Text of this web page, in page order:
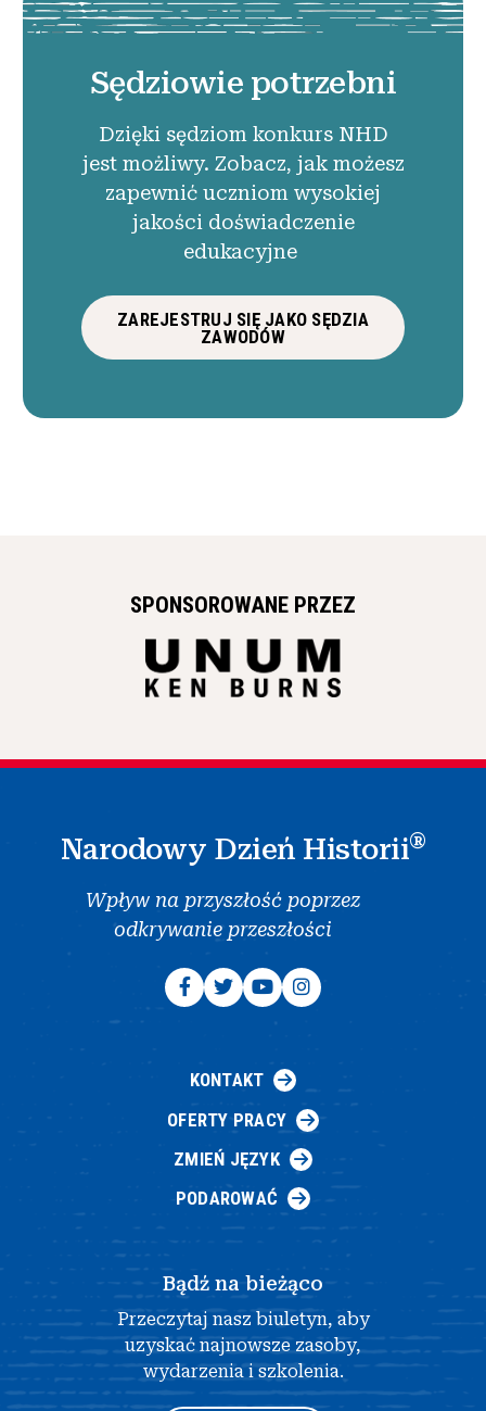
Sędziowie potrzebni
Dzięki sędziom konkurs NHD
jest możliwy. Zobacz, jak możesz
zapewnić uczniom wysokiej
jakości doświadczenie
edukacyjne
ZAREJESTRUJ SIĘ JAKO SĘDZIA
ZAWODÓW
SPONSOROWANE PRZEZ
Narodowy Dzień Historii®
Wpływ na przyszłość poprzez
odkrywanie przeszłości
KONTAKT
OFERTY PRACY
ZMIEŃ JĘZYK
PODAROWAĆ
Bądź na bieżąco
Przeczytaj nasz biuletyn, aby
uzyskać najnowsze zasoby,
wydarzenia i szkolenia.